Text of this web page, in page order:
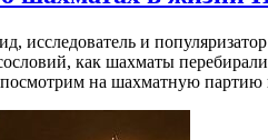
исследователь и
как шахматы
на шахматную партию